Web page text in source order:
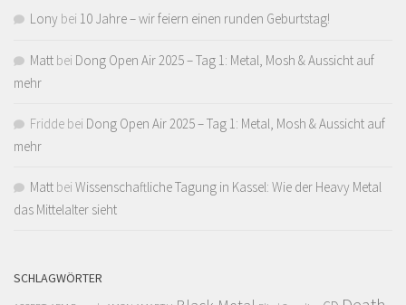
Lony bei 10 Jahre – wir feiern einen runden Geburtstag!
Matt bei Dong Open Air 2025 – Tag 1: Metal, Mosh & Aussicht auf
mehr
Fridde bei Dong Open Air 2025 – Tag 1: Metal, Mosh & Aussicht auf
mehr
Matt bei Wissenschaftliche Tagung in Kassel: Wie der Heavy Metal
das Mittelalter sieht
SCHLAGWÖRTER